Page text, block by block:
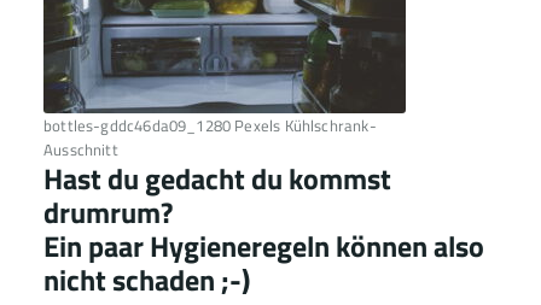
bottles-gddc46da09_1280 Pexels Kühlschrank-
Ausschnitt
Hast du gedacht du kommst
drumrum?
Ein paar Hygieneregeln können also
nicht schaden ;-)